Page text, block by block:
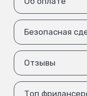
Безопасная
Отзывы
Топ